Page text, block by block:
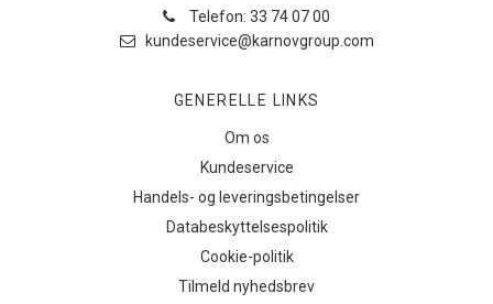
Telefon: 33 74 07 00
kundeservice@karnovgroup.com
GENERELLE LINKS
Om os
Kundeservice
Handels- og leveringsbetingelser
Databeskyttelsespolitik
Cookie-politik
Tilmeld nyhedsbrev